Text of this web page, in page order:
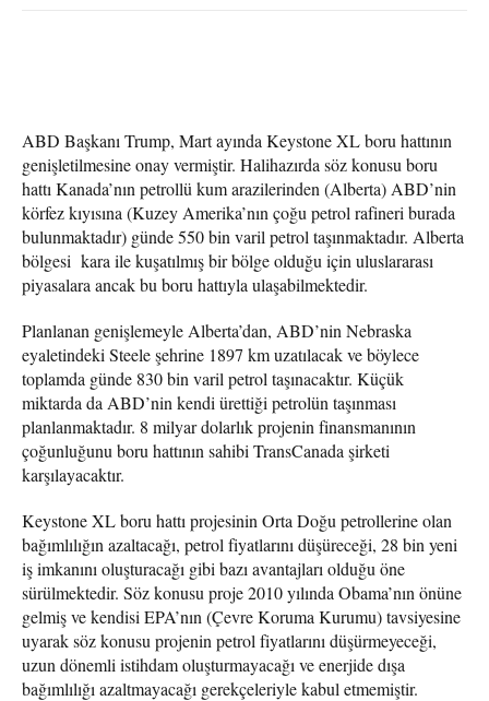
ABD Başkanı Trump, Mart ayında Keystone XL boru hattının
genişletilmesine onay vermiştir. Halihazırda söz konusu boru
hattı Kanada’nın petrollü kum arazilerinden (Alberta) ABD’nin
körfez kıyısına (Kuzey Amerika’nın çoğu petrol rafineri burada
bulunmaktadır) günde 550 bin varil petrol taşınmaktadır. Alberta
bölgesi kara ile kuşatılmış bir bölge olduğu için uluslararası
piyasalara ancak bu boru hattıyla ulaşabilmektedir.
Planlanan genişlemeyle Alberta’dan, ABD’nin Nebraska
eyaletindeki Steele şehrine 1897 km uzatılacak ve böylece
toplamda günde 830 bin varil petrol taşınacaktır. Küçük
miktarda da ABD’nin kendi ürettiği petrolün taşınması
planlanmaktadır. 8 milyar dolarlık projenin finansmanının
çoğunluğunu boru hattının sahibi TransCanada şirketi
karşılayacaktır.
Keystone XL boru hattı projesinin Orta Doğu petrollerine olan
bağımlılığın azaltacağı, petrol fiyatlarını düşüreceği, 28 bin yeni
iş imkanını oluşturacağı gibi bazı avantajları olduğu öne
sürülmektedir. Söz konusu proje 2010 yılında Obama’nın önüne
gelmiş ve kendisi EPA’nın (Çevre Koruma Kurumu) tavsiyesine
uyarak söz konusu projenin petrol fiyatlarını düşürmeyeceği,
uzun dönemli istihdam oluşturmayacağı ve enerjide dışa
bağımlılığı azaltmayacağı gerekçeleriyle kabul etmemiştir.